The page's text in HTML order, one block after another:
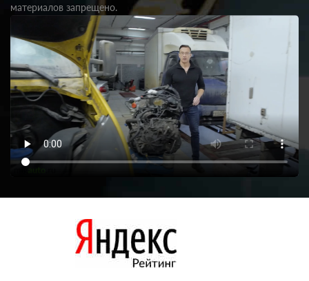
материалов запрещено.